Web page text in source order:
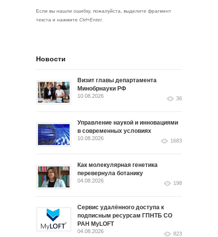
Если вы нашли ошибку, пожалуйста, выделите фрагмент
текста и нажмите Ctrl+Enter.
Новости
Визит главы департамента
Минобрнауки РФ
10.08.2026 36
Управление наукой и инновациями
в современных условиях
10.08.2026 1683
Как молекулярная генетика
перевернула ботанику
04.08.2026 198
Сервис удалённого доступа к
подписным ресурсам ГПНТБ СО
РАН MyLOFT
04.08.2026 823